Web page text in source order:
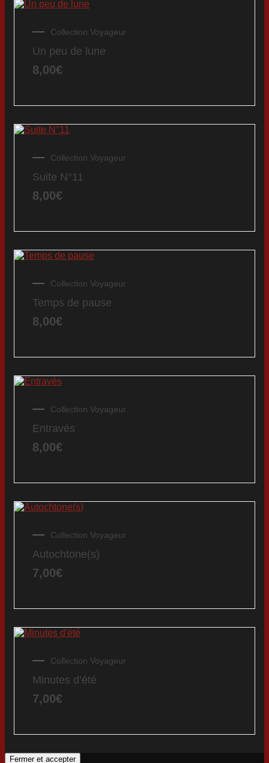
Collection Voyageur
Un peu de lune
8,00€
Collection Voyageur
Suite N°11
8,00€
Collection Voyageur
Temps de pause
8,00€
Collection Voyageur
Entravés
8,00€
Collection Voyageur
Autochtone(s)
7,00€
Collection Voyageur
Minutes d’été
7,00€